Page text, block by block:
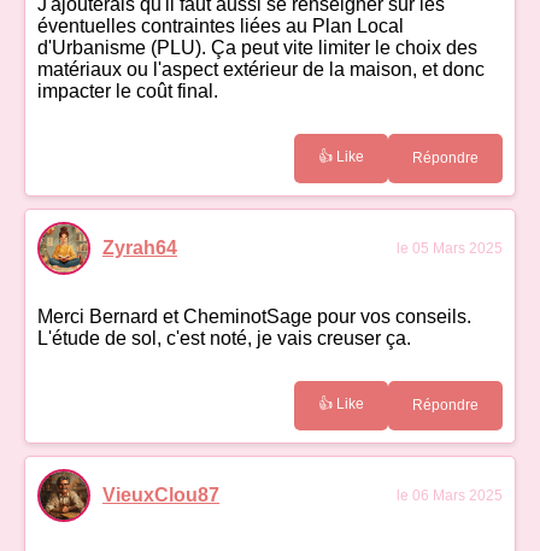
J'ajouterais qu'il faut aussi se renseigner sur les
éventuelles contraintes liées au Plan Local
d'Urbanisme (PLU). Ça peut vite limiter le choix des
matériaux ou l'aspect extérieur de la maison, et donc
impacter le coût final.
👍 Like Répondre
Zyrah64 le 05 Mars 2025
Merci Bernard et CheminotSage pour vos conseils.
L'étude de sol, c'est noté, je vais creuser ça.
👍 Like Répondre
VieuxClou87 le 06 Mars 2025